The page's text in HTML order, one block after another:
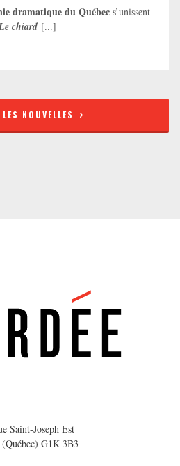
dramatique du Québec s’unissent
chiard [...]
NOUVELLES
Saint-Joseph Est
(Québec) G1K 3B3